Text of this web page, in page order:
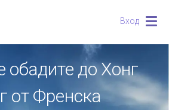
Вход
обадите до Хонг
от Френска